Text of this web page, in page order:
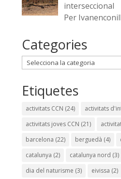
interseccional
Per Ivanenconill
Categories
Categories
Etiquetes
activitats CCN (24) activitats
activitats joves CCN (21)
barcelona (22) berguedà (4)
catalunya (2) catalunya nord (3)
dia del naturisme (3) eivissa (2)